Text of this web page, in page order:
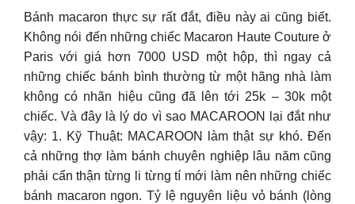
Bánh macaron thực sự rất đắt, điều này ai cũng biết.
Không nói đến những chiếc Macaron Haute Couture ở
Paris với giá hơn 7000 USD một hộp, thì ngay cả
những chiếc bánh bình thường từ một hãng nhà làm
không có nhãn hiệu cũng đã lên tới 25k – 30k một
chiếc. Và đây là lý do vì sao MACAROON lại đắt như
vậy: 1. Kỹ Thuật: MACAROON làm thật sự khó. Đến
cả những thợ làm bánh chuyên nghiệp lâu năm cũng
phải cẩn thận từng li từng tí mới làm nên những chiếc
bánh macaron ngon. Tỷ lệ nguyên liệu vỏ bánh (lòng